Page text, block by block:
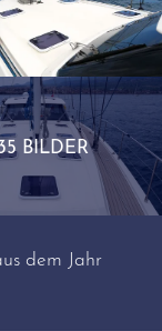
BILDER
dem Jahr